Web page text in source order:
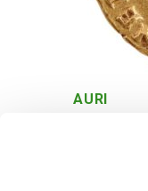
AURI